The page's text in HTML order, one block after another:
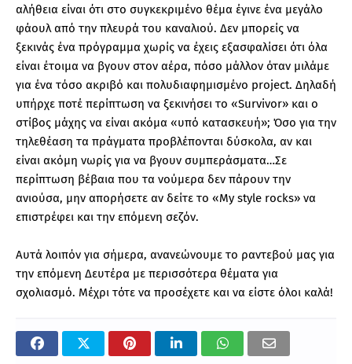
αλήθεια είναι ότι στο συγκεκριμένο θέμα έγινε ένα μεγάλο
φάουλ από την πλευρά του καναλιού. Δεν μπορείς να
ξεκινάς ένα πρόγραμμα χωρίς να έχεις εξασφαλίσει ότι όλα
είναι έτοιμα να βγουν στον αέρα, πόσο μάλλον όταν μιλάμε
για ένα τόσο ακριβό και πολυδιαφημισμένο project. Δηλαδή
υπήρχε ποτέ περίπτωση να ξεκινήσει το «Survivor» και ο
στίβος μάχης να είναι ακόμα «υπό κατασκευή»; Όσο για την
τηλεθέαση τα πράγματα προβλέπονται δύσκολα, αν και
είναι ακόμη νωρίς για να βγουν συμπεράσματα…Σε
περίπτωση βέβαια που τα νούμερα δεν πάρουν την
ανιούσα, μην απορήσετε αν δείτε το «My style rocks» να
επιστρέφει και την επόμενη σεζόν.
Αυτά λοιπόν για σήμερα, ανανεώνουμε το ραντεβού μας για
την επόμενη Δευτέρα με περισσότερα θέματα για
σχολιασμό. Μέχρι τότε να προσέχετε και να είστε όλοι καλά!